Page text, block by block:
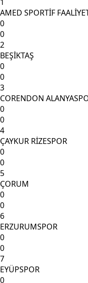
AMED SPORTİF
0
0
2
BEŞİKTAŞ
0
0
3
CORENDON
0
0
4
ÇAYKUR RİZESPOR
0
0
5
ÇORUM
0
0
6
ERZURUMSPOR
0
0
7
EYÜPSPOR
0